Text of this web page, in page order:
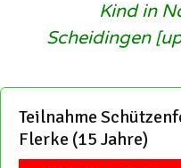
Kind in
Scheidingen
Teilnahme
Flerke (15 Jahre)